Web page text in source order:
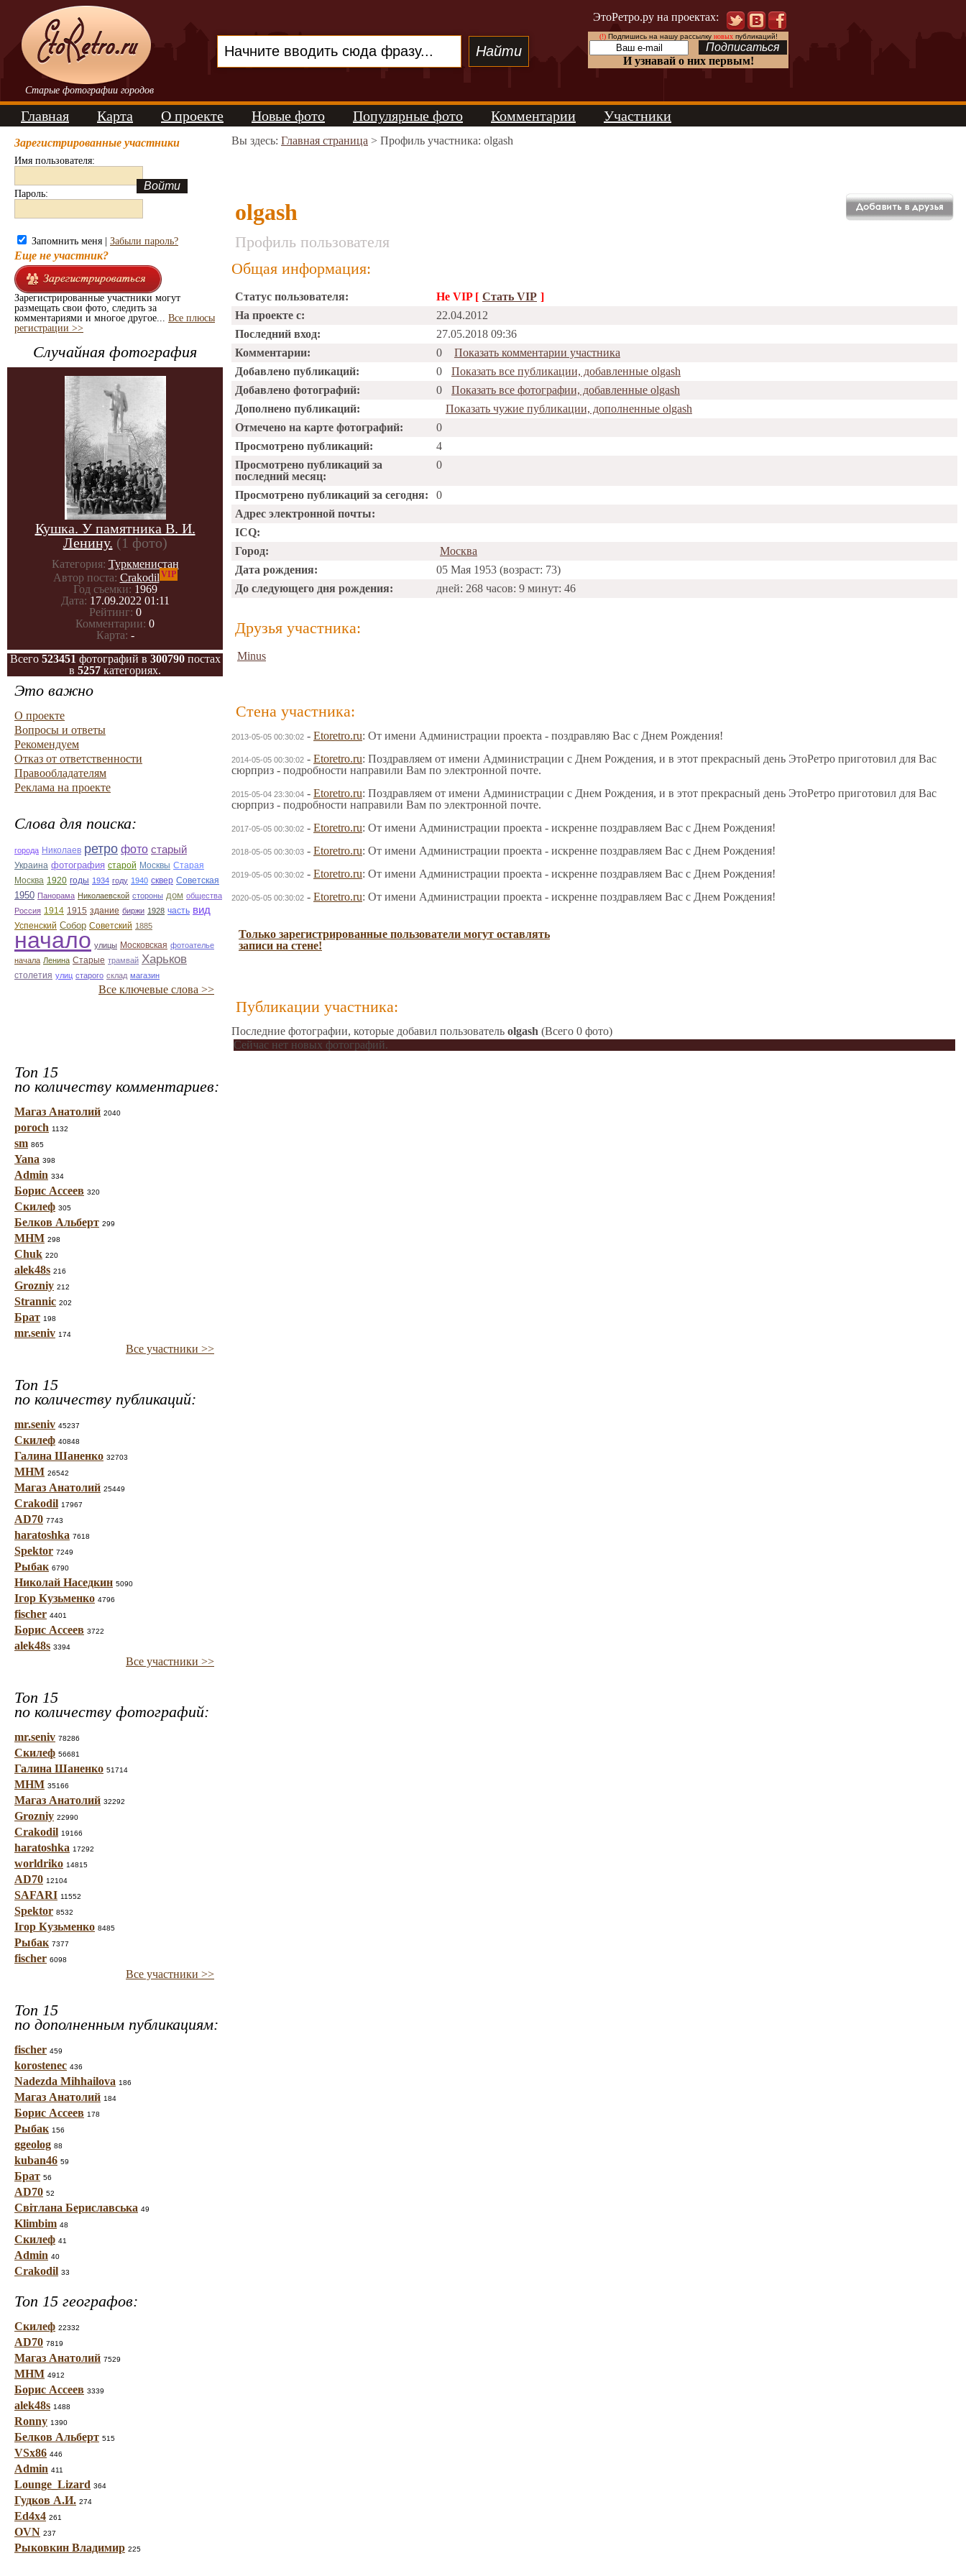
Старые фотографии городов
ЭтоРетро.ру на проектах:
(!)Подпишись на нашу рассылку новыхпубликаций!
И узнавай о них первым!
Главная Карта О проекте Новые фото Популярные фото Комментарии Участники
Зарегистрированные участники
Имя пользователя:
Пароль:
Запомнить меня | Забыли пароль?
Еще не участник?
Зарегистрированные участники могут
размещать свои фото, следить за
комментариями и многое другое... Все плюсы
регистрации >>
Случайная фотография
Кушка. У памятника В. И.
Ленину. (1 фото)
Категория: Туркменистан
Автор поста: Crakodil VIP
Год съемки: 1969
Дата: 17.09.2022 01:11
Рейтинг: 0
Комментарии: 0
Карта: -
Всего 523451 фотографий в 300790постах
в 5257 категориях.
Это важно
О проекте
Вопросы и ответы
Рекомендуем
Отказ от ответственности
Правообладателям
Реклама на проекте
Слова для поиска:
города Николаев ретро фото старый
Украина фотография старой Москвы Старая
Москва 1920 годы 1934 году 1940 сквер Советская
1950 Панорама Николаевской стороны дом общества
Россия 1914 1915 здание биржи 1928 часть вид
Успенский Собор Советский 1885
начало улицы Московская фотоателье
начала Ленина Старые трамвай Харьков
столетия улиц старого склад магазин
Все ключевые слова >>
Топ 15
по количеству комментариев:
Магаз Анатолий 2040
poroch 1132
sm 865
Yana 398
Admin 334
Борис Ассеев 320
Скилеф 305
Белков Альберт 299
МНМ 298
Chuk 220
alek48s 216
Grozniy 212
Strannic 202
Брат 198
mr.seniv 174
Все участники >>
Топ 15
по количеству публикаций:
mr.seniv 45237
Скилеф 40848
Галина Шаненко 32703
МНМ 26542
Магаз Анатолий 25449
Crakodil 17967
AD70 7743
haratoshka 7618
Spektor 7249
Рыбак 6790
Николай Наседкин 5090
Ігор Кузьменко 4796
fischer 4401
Борис Ассеев 3722
alek48s 3394
Все участники >>
Топ 15
по количеству фотографий:
mr.seniv 78286
Скилеф 56681
Галина Шаненко 51714
МНМ 35166
Магаз Анатолий 32292
Grozniy 22990
Crakodil 19166
haratoshka 17292
worldriko 14815
AD70 12104
SAFARI 11552
Spektor 8532
Ігор Кузьменко 8485
Рыбак 7377
fischer 6098
Все участники >>
Топ 15
по дополненным публикациям:
fischer 459
korostenec 436
Nadezda Mihhailova 186
Магаз Анатолий 184
Борис Ассеев 178
Рыбак 156
ggeolog 88
kuban46 59
Брат 56
AD70 52
Світлана Бериславська 49
Klimbim 48
Скилеф 41
Admin 40
Crakodil 33
Топ 15 географов:
Скилеф 22332
AD70 7819
Магаз Анатолий 7529
МНМ 4912
Борис Ассеев 3339
alek48s 1488
Ronny 1390
Белков Альберт 515
VSx86 446
Admin 411
Lounge_Lizard 364
Гудков А.И. 274
Ed4x4 261
OVN 237
Рыковкин Владимир 225
Вы здесь: Главная страница > Профиль участника: olgash
olgash
Профиль пользователя
Общая информация:
Статус пользователя: Не VIP [ Стать VIP ]
На проекте с:
22.04.2012
Последний вход:
27.05.2018 09:36
Комментарии:
0
Показать комментарии участника
Добавлено публикаций:
0
Показать все публикации, добавленные olgash
Добавлено фотографий:
0
Показать все фотографии, добавленные olgash
Дополнено публикаций:
Показать чужие публикации, дополненные olgash
Отмечено на карте фотографий:
0
Просмотрено публикаций:
4
Просмотрено публикаций за
последний месяц:
0
Просмотрено публикаций за сегодня:
0
Адрес электронной почты:
ICQ:
Город:
Москва
Дата рождения:
05 Мая 1953 (возраст: 73)
До следующего дня рождения:
дней: 268 часов: 9 минут: 46
Друзья участника:
Minus
Стена участника:
2013-05-05 00:30:02 - Etoretro.ru: От имени Администрации проекта - поздравляю Вас с Днем Рождения!
2014-05-05 00:30:02 - Etoretro.ru: Поздравляем от имени Администрации с Днем Рождения, и в этот прекрасный день ЭтоРетро приготовил для Вас
сюрприз - подробности направили Вам по электронной почте.
2015-05-04 23:30:04 - Etoretro.ru: Поздравляем от имени Администрации с Днем Рождения, и в этот прекрасный день ЭтоРетро приготовил для Вас
сюрприз - подробности направили Вам по электронной почте.
2017-05-05 00:30:02 - Etoretro.ru: От имени Администрации проекта - искренне поздравляем Вас с Днем Рождения!
2018-05-05 00:30:03 - Etoretro.ru: От имени Администрации проекта - искренне поздравляем Вас с Днем Рождения!
2019-05-05 00:30:02 - Etoretro.ru: От имени Администрации проекта - искренне поздравляем Вас с Днем Рождения!
2020-05-05 00:30:02 - Etoretro.ru: От имени Администрации проекта - искренне поздравляем Вас с Днем Рождения!
Только зарегистрированные пользователи могут оставлять
записи на стене!
Публикации участника:
Последние фотографии, которые добавил пользователь olgash (Всего 0 фото)
Сейчас нет новых фотографий.